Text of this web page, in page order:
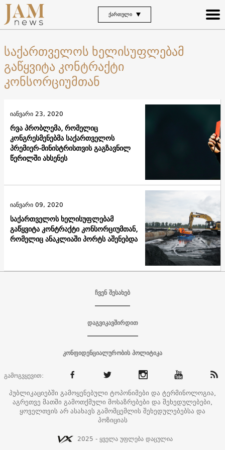
ᲥᲐᲠᲗᲣᲚᲘ
საქართველოს ხელისუფლებამ
გაწყვიტა კონტრაქტი
კონსორციუმთან
რვა პრობლემა, რომელიც
კონგრესმენებმა საქართველოს
პრემიერ-მინისტრისთვის გაგზავნილ
წერილში ახსენეს
იანვარი 23, 2020
საქართველოს ხელისუფლებამ
გაწყვიტა კონტრაქტი კონსორციუმთან,
რომელიც ანაკლიაში პორტს აშენებდა
იანვარი 09, 2020
ჩვენ შესახებ
დაგვიკავშირდით
კონფიდენციალურობის პოლიტიკა
გამოგვყევით:
პუბლიკაციებში გამოყენებული ტოპონიმები და ტერმინოლოგია,
აგრეთვე მათში გამოთქმული მოსაზრებები და შეხედულებები,
ყოველთვის არ ასახავს გამომცემლის შეხედულებებსა და
პოზიციას
2025 - ყველა უფლება დაცულია